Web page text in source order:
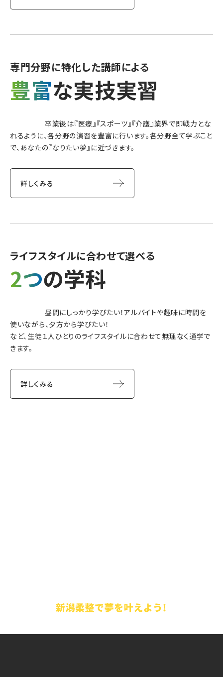
専門分野に特化した講師による
豊富な実技実習
卒業後は『医療』『スポーツ』『介護』業界で即戦力とな
れるように、各分野の演習を豊富に行います。各分野全て学ぶこと
で、あなたの『なりたい夢』に近づきます。
詳しくみる
ライフスタイルに合わせて選べる
2つの学科
昼間にしっかり学びたい！アルバイトや趣味に時間を
使いながら、夕方から学びたい！
など、生徒１人ひとりのライフスタイルに合わせて無理なく通学で
きます。
詳しくみる